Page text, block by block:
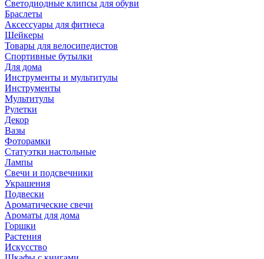
Светодиодные клипсы для обуви
Браслеты
Аксессуары для фитнеса
Шейкеры
Товары для велосипедистов
Спортивные бутылки
Для дома
Инструменты и мультитулы
Инструменты
Мультитулы
Рулетки
Декор
Вазы
Фоторамки
Статуэтки настольные
Лампы
Свечи и подсвечники
Украшения
Подвески
Ароматические свечи
Ароматы для дома
Горшки
Растения
Искусство